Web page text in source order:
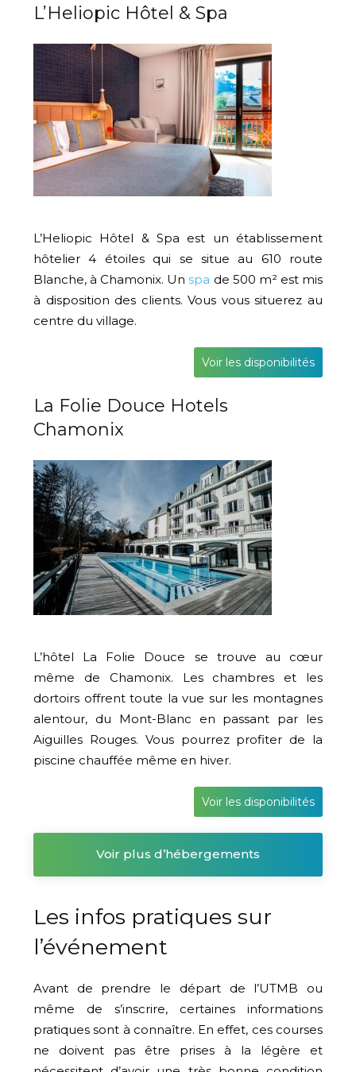
L’Heliopic Hôtel & Spa
L’Heliopic Hôtel & Spa est un établissement
hôtelier 4 étoiles qui se situe au 610 route
Blanche, à Chamonix. Unspa de 500 m² est mis
à disposition des clients. Vous vous situerez au
centre du village.
Voir les disponibilités
La Folie Douce Hotels
Chamonix
L’hôtel La Folie Douce se trouve au cœur
même de Chamonix. Les chambres et les
dortoirs offrent toute la vue sur les montagnes
alentour, du Mont-Blanc en passant par les
Aiguilles Rouges. Vous pourrez profiter de la
piscine chauffée même en hiver.
Voir les disponibilités
Voir plus d’hébergements
Les infos pratiques sur
l’événement
Avant de prendre le départ de l’UTMB ou
même de s’inscrire, certaines informations
pratiques sont à connaître. En effet, ces courses
ne doivent pas être prises à la légère et